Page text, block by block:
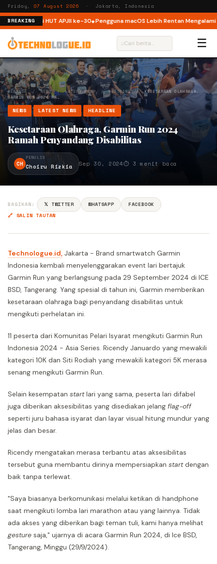
Friday, 07 August 2026 · Jakarta, Indonesia
BREAKING
ISP di HUT APJII ke-30 Pengguna macOS Lebih Rentan Mengalami
⌕ ☰
BERANDA/NEWS/LATEST NEWS/HEADLINE/KESETARAAN OLAHRAGA,
GARMIN RUN 2024 RA…
NEWS LATEST NEWS HEADLINE
Kesetaraan Olahraga, Garmin Run 2024
Ramah Penyandang Disabilitas
CH
PENULIS
Choiru Rizkia Sep 30, 2024⏱ 3 menit baca
BAGIKAN: 𝕏 TWITTER WHATSAPP
FACEBOOK
🔗 SALIN TAUTAN
Technologue.id, Jakarta - Brand smartwatch Garmin
Indonesia kembali menyelenggarakan event lari bertajuk
Garmin Run yang berlangsung pada 29 September 2024 di ICE
BSD, Tangerang. Yang spesial di tahun ini, Garmin memberikan
kesetaraan olahraga bagi penyandang disabilitas untuk
mengikuti perhelatan ini.
11 peserta dari Komunitas Pelari Isyarat mengikuti Garmin Run
Indonesia 2024 - Asia Series. Ricendy Januardo yang mewakili
kategori 10K dan Siti Rodiah yang mewakili kategori 5K merasa
senang mengikuti Garmin Run.
Selain kesempatan startlari yang sama, peserta lari difabel
juga diberikan aksesibilitas yang disediakan jelang flag-off
seperti juru bahasa isyarat dan layar visual hitung mundur yang
jelas dan besar.
Ricendy mengatakan merasa terbantu atas aksesibilitas
tersebut guna membantu dirinya mempersiapkan startdengan
baik tanpa terlewat.
"Saya biasanya berkomunikasi melalui ketikan di handphone
saat mengikuti lomba lari marathon atau yang lainnya. Tidak
ada akses yang diberikan bagi teman tuli, kami hanya melihat
gesture saja," ujarnya di acara Garmin Run 2024, di Ice BSD,
Tangerang, Minggu (29/9/2024).